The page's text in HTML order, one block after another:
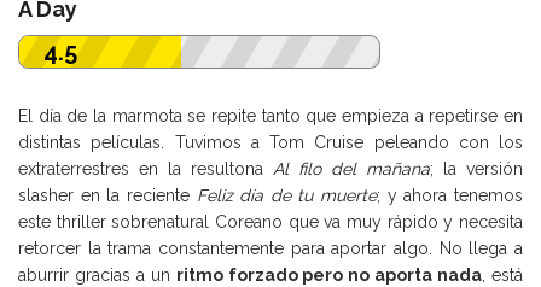
A Day
4.5
El día de la marmota se repite tanto que empieza a repetirse en
distintas películas. Tuvimos a Tom Cruise peleando con los
extraterrestres en la resultona Al filo del mañana; la versión
slasher en la reciente Feliz día de tu muerte; y ahora tenemos
este thriller sobrenatural Coreano que va muy rápido y necesita
retorcer la trama constantemente para aportar algo. No llega a
aburrir gracias a un ritmo forzado pero no aporta nada , está